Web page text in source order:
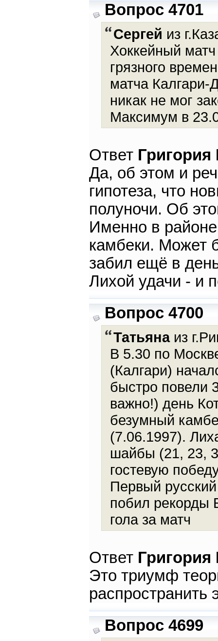
Вопрос 4701
Сергей из
Хоккейный
грязного
матча Калгари-
никак не мог
Максимум в
Ответ
Да, об этом и
гипотеза, что
полуночи. Об
Именно в
камбеки. Может
забил ещё в
Лихой удачи - и
Вопрос 4700
Татьянаиз
В 5.30 по
(Калгари)
быстро повели
важно!) день
безумный
(7.06.1997).
шайбы (21, 23,
гостевую
Первый
побил рекорды
гола за матч
Ответ
Это триумф
Вопрос 4699